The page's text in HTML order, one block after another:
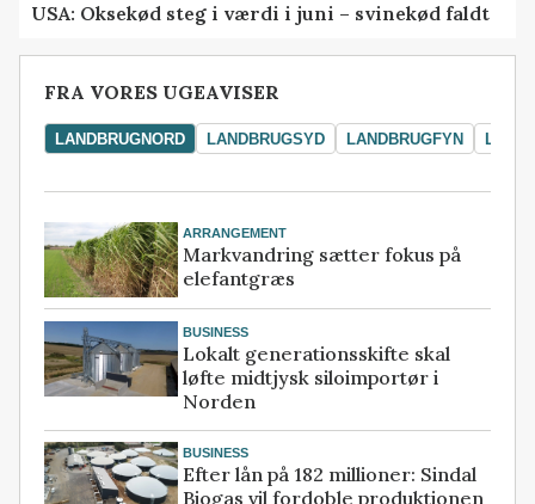
USA: Oksekød steg i værdi i juni – svinekød faldt
FRA VORES UGEAVISER
LANDBRUGNORD LANDBRUGSYD LANDBRUGFYN
ARRANGEMENT
Markvandring sætter fokus på
elefantgræs
BUSINESS
Lokalt generationsskifte skal
løfte midtjysk siloimportør i
Norden
BUSINESS
Efter lån på 182 millioner: Sindal
Biogas vil fordoble produktionen